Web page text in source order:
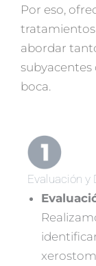
Por eso,
tratamientos
abordar
subyacentes
boca.
Evaluación y